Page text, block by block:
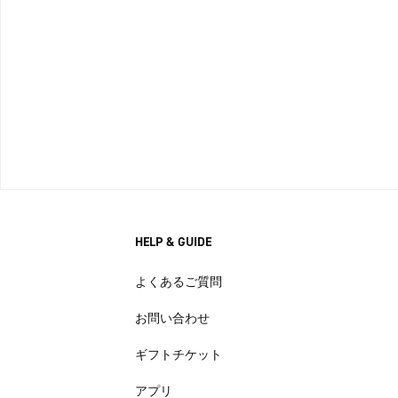
HELP & GUIDE
よくあるご質問
お問い合わせ
ギフトチケット
アプリ